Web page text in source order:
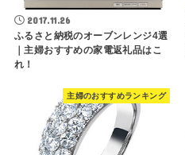
2017.11.26
ふるさと納税のオーブンレンジ4選
｜主婦おすすめの家電返礼品はこ
れ！
主婦のおすすめランキング